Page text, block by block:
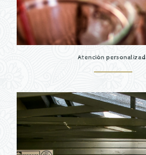
Atención